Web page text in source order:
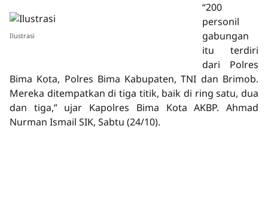
Ilustrasi
“200
personil
gabungan
itu terdiri
dari Polres
Bima Kota, Polres Bima Kabupaten, TNI dan Brimob.
Mereka ditempatkan di tiga titik, baik di ring satu, dua
dan tiga,” ujar Kapolres Bima Kota AKBP. Ahmad
Nurman Ismail SIK, Sabtu (24/10).